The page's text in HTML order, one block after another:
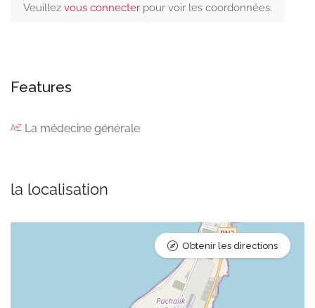
Veuillez vous connecter pour voir les coordonnées.
Features
La médecine générale
la localisation
Obtenir les directions